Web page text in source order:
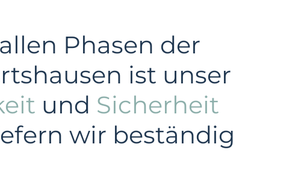
Phasen der
ist unser
und Sicherheit
wir beständig